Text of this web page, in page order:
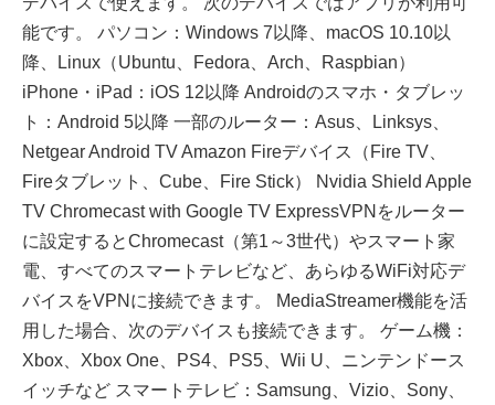
能です。 パソコン：Windows 7以降、macOS 10.10以
降、Linux（Ubuntu、Fedora、Arch、Raspbian）
iPhone・iPad：iOS 12以降 Androidのスマホ・タブレッ
ト：Android 5以降 一部のルーター：Asus、Linksys、
Netgear Android TV Amazon Fireデバイス（Fire TV、
Fireタブレット、Cube、Fire Stick） Nvidia Shield Apple
TV Chromecast with Google TV ExpressVPNをルーター
に設定するとChromecast（第1～3世代）やスマート家
電、すべてのスマートテレビなど、あらゆるWiFi対応デ
バイスをVPNに接続できます。 MediaStreamer機能を活
用した場合、次のデバイスも接続できます。 ゲーム機：
Xbox、Xbox One、PS4、PS5、Wii U、ニンテンドース
イッチなど スマートテレビ：Samsung、Vizio、Sony、